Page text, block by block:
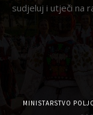
sudjeluj i utječi na
MINISTARSTVO